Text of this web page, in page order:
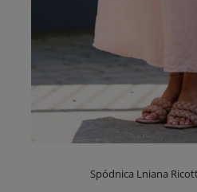
Spódnica Lniana